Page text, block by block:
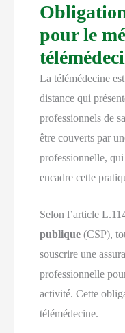
pour le
La télémédecine
distance qui
professionnels de
être couverts par
professionnelle,
encadre cette
Selon l’article
publique (CSP),
souscrire une
professionnelle
activité. Cette
télémédecine.